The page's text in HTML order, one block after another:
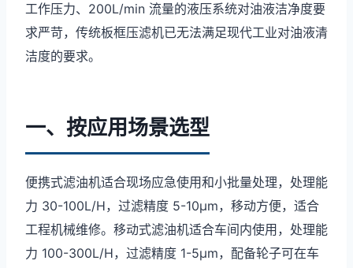
工作压力、200L/min 流量的液压系统对油液洁净度要
求严苛，传统板框压滤机已无法满足现代工业对油液清
洁度的要求。
一、按应用场景选型
便携式滤油机适合现场应急使用和小批量处理，处理能
力 30-100L/H，过滤精度 5-10μm，移动方便，适合
工程机械维修。移动式滤油机适合车间内使用，处理能
力 100-300L/H，过滤精度 1-5μm，配备轮子可在车